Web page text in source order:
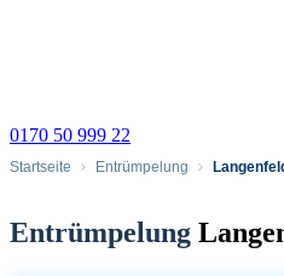
0170 50 999 22
Startseite Entrümpelung
Entrümpelung